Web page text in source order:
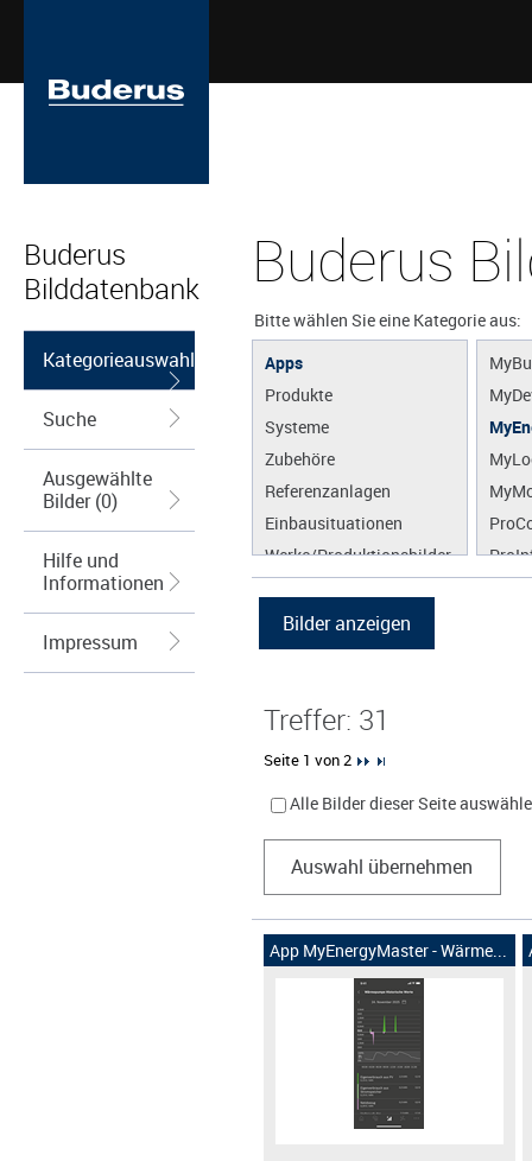
Buderus
Bilddatenbank
Kategorieauswahl
Suche
Ausgewählte
Bilder (0)
Hilfe und
Informationen
Impressum
Buderus
Bitte wählen Sie eine Kategorie aus:
Apps
Produkte
Systeme
Zubehöre
Referenzanlagen
Einbausituationen
Werke/Produktionsbilder
Grafiken
Treffer: 31
Seite 1 von 2
Alle Bilder dieser Seite
Auswahl übernehmen
App MyEnergyMaster - Wärme...